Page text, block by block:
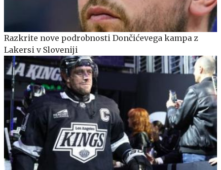
Razkrite nove podrobnosti Dončićevega kampa z
Lakersi v Sloveniji